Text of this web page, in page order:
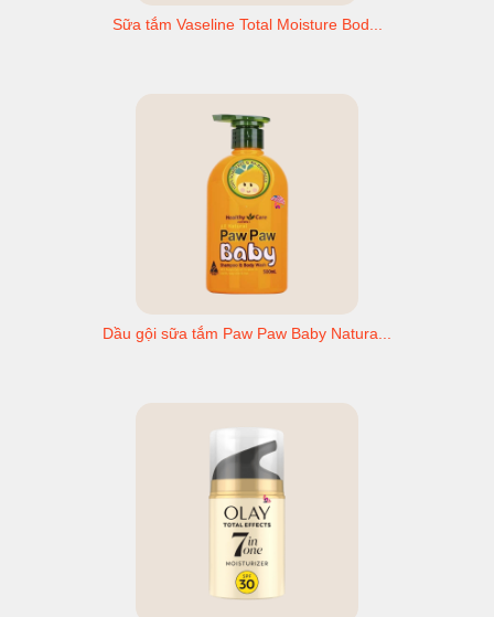
Sữa tắm Vaseline Total Moisture Bod...
Dầu gội sữa tắm Paw Paw Baby Natura...